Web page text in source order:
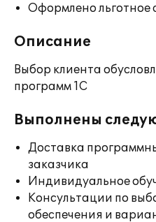
Оформлено
Описание
Выбор клиента
программ 1С
Выполнены
Доставка
заказчика
Индивидуальное
Консультации по
обеспечения и